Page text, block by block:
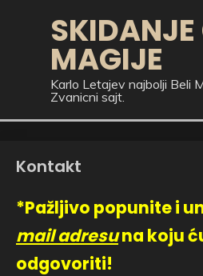
SKIDANJE
MAGIJE
Karlo Letajev najbolji Beli
Zvanicni sajt.
Kontakt
*Pažljivo popunite i
mail adresuna koju
odgovoriti!